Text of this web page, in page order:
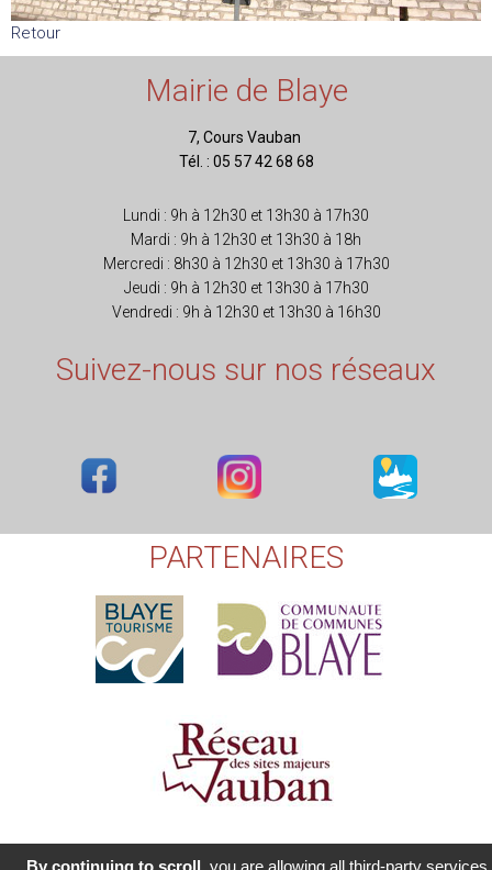
Retour
Mairie de Blaye
7, Cours Vauban
Tél. : 05 57 42 68 68
Lundi : 9h à 12h30 et 13h30 à 17h30
Mardi : 9h à 12h30 et 13h30 à 18h
Mercredi : 8h30 à 12h30 et 13h30 à 17h30
Jeudi : 9h à 12h30 et 13h30 à 17h30
Vendredi : 9h à 12h30 et 13h30 à 16h30
Suivez-nous sur nos réseaux
PARTENAIRES
By continuing to scroll, you are allowing all third-party services